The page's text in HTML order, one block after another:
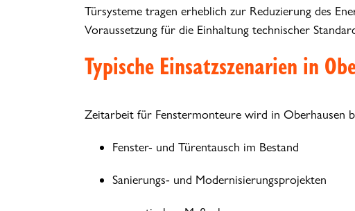
Türsysteme tragen erheblich zur Reduzierung des
Voraussetzung für die Einhaltung technischer
Typische Einsatzszenarien in
Zeitarbeit für Fenstermonteure wird in Oberhausen
Fenster- und Türentausch im Bestand
Sanierungs- und Modernisierungsprojekten